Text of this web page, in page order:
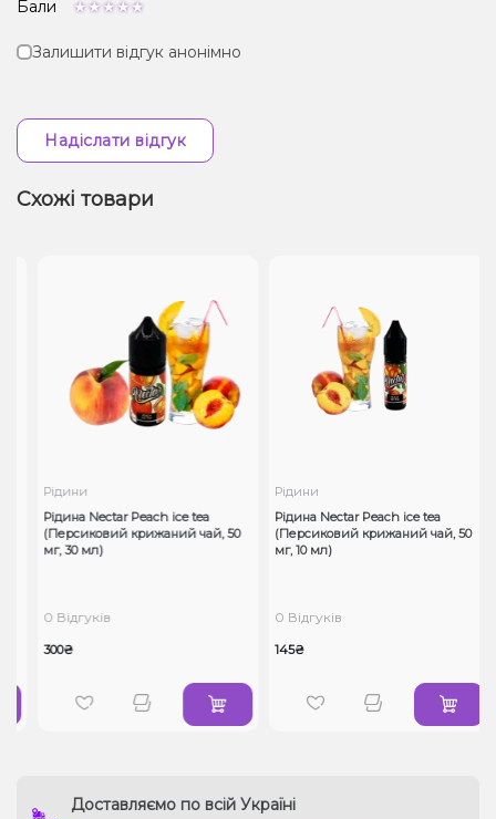
Бали
Залишити відгук анонімно
Надіслати відгук
Схожі товари
Рідини
Рідина Nectar Peach ice tea
(Персиковий крижаний чай, 50
мг, 30 мл)
0 Відгуків
300₴
Рідини
Рідина Nectar Peach ice tea
(Персиковий крижаний чай, 50
мг, 10 мл)
0 Відгуків
145₴
Доставляємо по всій Україні